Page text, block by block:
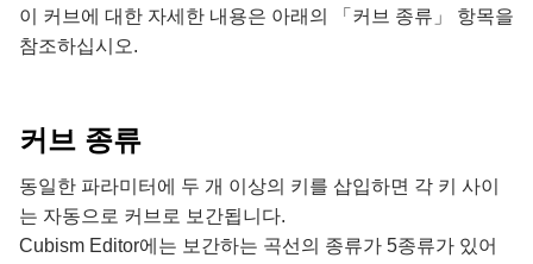
이 커브에 대한 자세한 내용은 아래의 「커브 종류」 항목을
참조하십시오.
커브 종류
동일한 파라미터에 두 개 이상의 키를 삽입하면 각 키 사이
는 자동으로 커브로 보간됩니다.
Cubism Editor에는 보간하는 곡선의 종류가 5종류가 있어